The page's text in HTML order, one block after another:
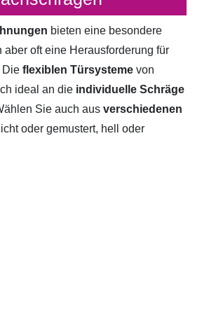
bieten eine besondere
aber oft eine Herausforderung für
Dieflexiblen Türsystemevon
ideal an die individuelle Schräge
Sie auch ausverschiedenen
oder gemustert, hell oder